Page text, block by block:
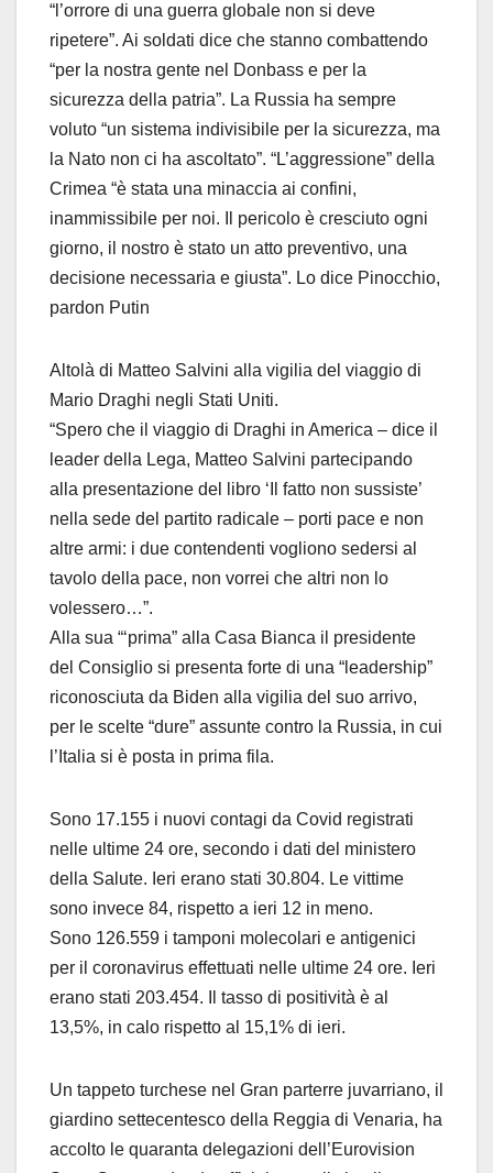
“l’orrore di una guerra globale non si deve
ripetere”. Ai soldati dice che stanno combattendo
“per la nostra gente nel Donbass e per la
sicurezza della patria”. La Russia ha sempre
voluto “un sistema indivisibile per la sicurezza, ma
la Nato non ci ha ascoltato”. “L’aggressione” della
Crimea “è stata una minaccia ai confini,
inammissibile per noi. Il pericolo è cresciuto ogni
giorno, il nostro è stato un atto preventivo, una
decisione necessaria e giusta”. Lo dice Pinocchio,
pardon Putin
Altolà di Matteo Salvini alla vigilia del viaggio di
Mario Draghi negli Stati Uniti.
“Spero che il viaggio di Draghi in America – dice il
leader della Lega, Matteo Salvini partecipando
alla presentazione del libro ‘Il fatto non sussiste’
nella sede del partito radicale – porti pace e non
altre armi: i due contendenti vogliono sedersi al
tavolo della pace, non vorrei che altri non lo
volessero…”.
Alla sua “‘prima” alla Casa Bianca il presidente
del Consiglio si presenta forte di una “leadership”
riconosciuta da Biden alla vigilia del suo arrivo,
per le scelte “dure” assunte contro la Russia, in cui
l’Italia si è posta in prima fila.
Sono 17.155 i nuovi contagi da Covid registrati
nelle ultime 24 ore, secondo i dati del ministero
della Salute. Ieri erano stati 30.804. Le vittime
sono invece 84, rispetto a ieri 12 in meno.
Sono 126.559 i tamponi molecolari e antigenici
per il coronavirus effettuati nelle ultime 24 ore. Ieri
erano stati 203.454. Il tasso di positività è al
13,5%, in calo rispetto al 15,1% di ieri.
Un tappeto turchese nel Gran parterre juvarriano, il
giardino settecentesco della Reggia di Venaria, ha
accolto le quaranta delegazioni dell’Eurovision